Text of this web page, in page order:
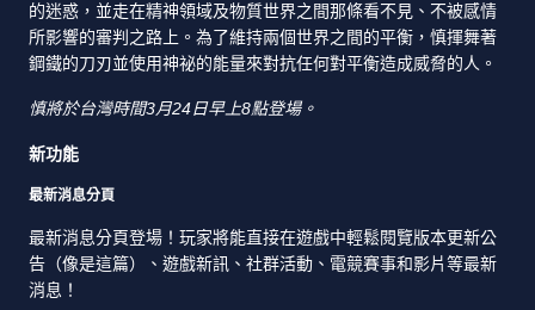
的迷惑，並走在精神領域及物質世界之間那條看不見、不被感情
所影響的審判之路上。為了維持兩個世界之間的平衡，慎揮舞著
鋼鐵的刀刃並使用神祕的能量來對抗任何對平衡造成威脅的人。
慎將於台灣時間3月24日早上8點登場。
新功能
最新消息分頁
最新消息分頁登場！玩家將能直接在遊戲中輕鬆閱覽版本更新公
告（像是這篇）、遊戲新訊、社群活動、電競賽事和影片等最新
消息！